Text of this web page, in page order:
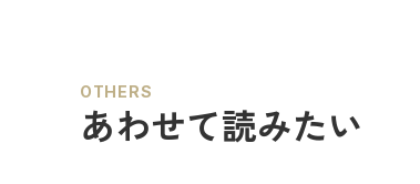
OTHERS
あわせて読みたい